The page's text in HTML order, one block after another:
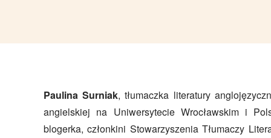
Paulina Surniak, tłumaczka literatury
angielskiej na Uniwersytecie Wrocławskim i
blogerka, członkini Stowarzyszenia Tłumaczy
wolnym tłumaczy do szuflady poezję.